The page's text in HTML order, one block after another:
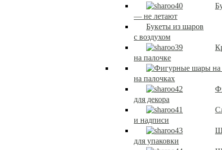
— не летают
Букеты из шаров
с воздухом
на палочке
на палочках
для декора
и надписи
для упаковки